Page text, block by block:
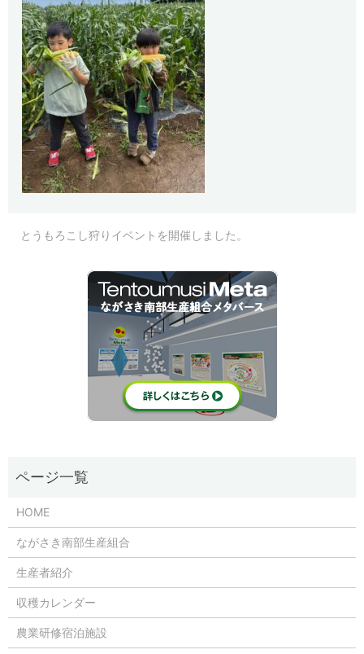
とうもろこし狩りイベントを開催しました。
HOME
ながさき南部生産組合
生産者紹介
収穫カレンダー
農業研修宿泊施設